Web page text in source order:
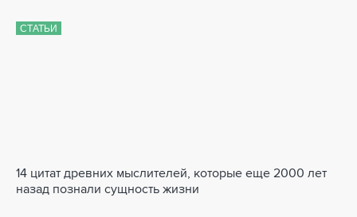
СТАТЬИ
14 цитат древних мыслителей, которые еще 2000 лет
назад познали сущность жизни